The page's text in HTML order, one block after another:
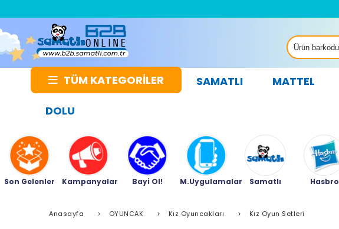
TÜM KATEGORİLER SAMATLI MATTEL
DOLU
Son Gelenler Kampanyalar Bayi Ol! M.Uygulamalar Samatlı Hasbro
Anasayfa > OYUNCAK > Kız Oyuncakları > Kız Oyun Setleri